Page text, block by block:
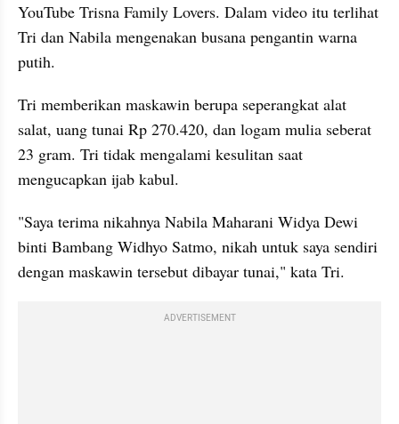
YouTube Trisna Family Lovers. Dalam video itu terlihat
Tri dan Nabila mengenakan busana pengantin warna
putih.
Tri memberikan maskawin berupa seperangkat alat
salat, uang tunai Rp 270.420, dan logam mulia seberat
23 gram. Tri tidak mengalami kesulitan saat
mengucapkan ijab kabul.
"Saya terima nikahnya Nabila Maharani Widya Dewi
binti Bambang Widhyo Satmo, nikah untuk saya sendiri
dengan maskawin tersebut dibayar tunai," kata Tri.
ADVERTISEMENT